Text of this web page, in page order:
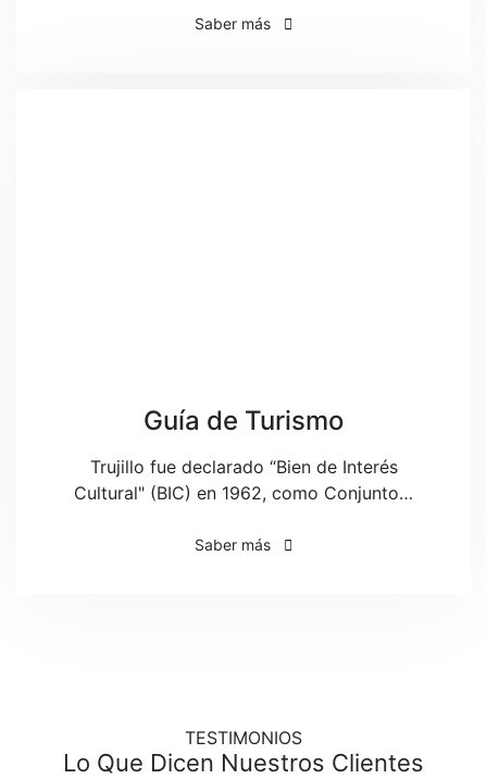
Saber más
Guía de Turismo
Trujillo fue declarado “Bien de Interés
Cultural" (BIC) en 1962, como Conjunto…
Saber más
TESTIMONIOS
Lo Que Dicen Nuestros Clientes